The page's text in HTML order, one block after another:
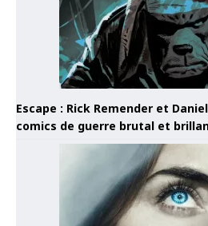
Escape : Rick Remender et
comics de guerre brutal et